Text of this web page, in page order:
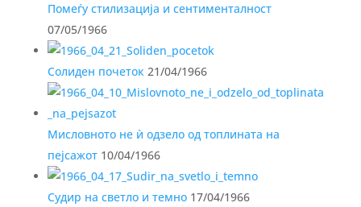
Помеѓу стилизација и сентименталност
07/05/1966
Солиден почеток21/04/1966
Мисловното не ѝ одзело од топлината на
пејсажот10/04/1966
Судир на светло и темно17/04/1966